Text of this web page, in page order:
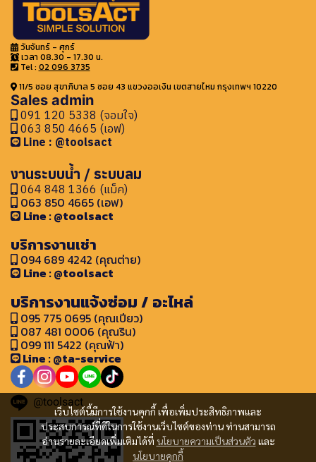
เว็บไซต์นี้มีการใช้งานคุกกี้ เพื่อเพิ่มประสิทธิภาพและ
ประสบการณ์ที่ดีในการใช้งานเว็บไซต์ของท่าน ท่านสามารถ
อ่านรายละเอียดเพิ่มเติมได้ที่ นโยบายความเป็นส่วนตัว และ
นโยบายคุกกี้
วันจันทร์ - ศุกร์
เวลา 08.30 - 17.30 น.
Tel : 02 096 3735
11/5 ซอย สุขาภิบาล 5 ซอย 43 แขวงออเงิน เขตสายไหม กรุงเทพฯ 10220
Sales admin
091 120 5338 (จอมใจ)
063 850 4665 (เอฟ)
Line : @toolsact
งานระบบน้ำ / ระบบลม
064 848 1366 (แม็ค)
063 850 4665 (เอฟ)
Line : @toolsact
บริการงานเช่า
094 689 4242 (คุณต่าย)
Line : @toolsact
บริการงานแจ้งซ่อม / อะไหล่
095 775 0695 (คุณเปียว)
087 481 0006 (คุณริน)
099 111 5422 (คุณฟ้า)
Line : @ta-service
@toolsact